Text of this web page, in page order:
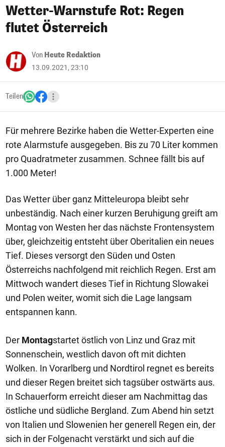
Wetter-Warnstufe Rot: Regen
flutet Österreich
Von Heute Redaktion
13.09.2021, 23:10
Teilen
Für mehrere Bezirke haben die Wetter-Experten eine
rote Alarmstufe ausgegeben. Bis zu 70 Liter kommen
pro Quadratmeter zusammen. Schnee fällt bis auf
1.000 Meter!
Das Wetter über ganz Mitteleuropa bleibt sehr
unbeständig. Nach einer kurzen Beruhigung greift am
Montag von Westen her das nächste Frontensystem
über, gleichzeitig entsteht über Oberitalien ein neues
Tief. Dieses versorgt den Süden und Osten
Österreichs nachfolgend mit reichlich Regen. Erst am
Mittwoch wandert dieses Tief in Richtung Slowakei
und Polen weiter, womit sich die Lage langsam
entspannen kann.
Der Montagstartet östlich von Linz und Graz mit
Sonnenschein, westlich davon oft mit dichten
Wolken. In Vorarlberg und Nordtirol regnet es bereits
und dieser Regen breitet sich tagsüber ostwärts aus.
In Schauerform erreicht dieser am Nachmittag das
östliche und südliche Bergland. Zum Abend hin setzt
von Italien und Slowenien her generell Regen ein, der
sich in der Folgenacht verstärkt und sich auf die